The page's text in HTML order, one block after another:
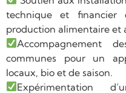
technique et financier
production alimentaire et
Accompagnement
communes pour un
locaux, bio et de saison.
Expérimentation